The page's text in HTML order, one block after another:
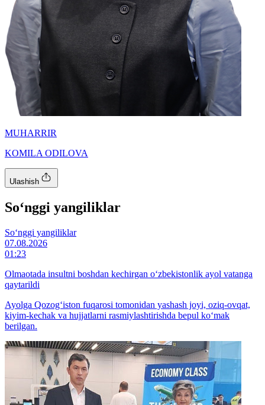
MUHARRIR
KOMILA ODILOVA
Ulashish
So‘nggi yangiliklar
So‘nggi yangiliklar
07.08.2026
01:23
Olmaotada insultni boshdan kechirgan o‘zbekistonlik ayol vatanga
qaytarildi
Ayolga Qozog‘iston fuqarosi tomonidan yashash joyi, oziq-ovqat,
kiyim-kechak va hujjatlarni rasmiylashtirishda bepul ko‘mak
berilgan.